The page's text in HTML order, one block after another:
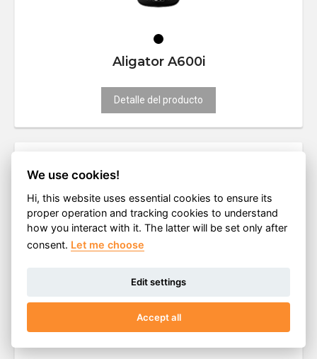
Aligator A600i
Detalle del producto
Aligator A610
We use cookies!
Hi, this website uses essential cookies to ensure its
proper operation and tracking cookies to understand
how you interact with it. The latter will be set only after
consent. Let me choose
Edit settings
Accept all